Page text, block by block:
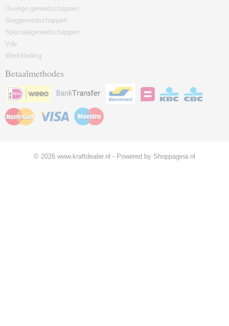
Overige-gereedschappen
Slaggereedschappen
Speciaalgereedschappen
Vde
Werkkleding
Betaalmethodes
© 2026 www.kraftdealer.nl - Powered by Shoppagina.nl